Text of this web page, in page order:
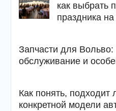
как выбрать
праздника
Запчасти для
обслуживание и
Как понять, подходит
конкретной модели